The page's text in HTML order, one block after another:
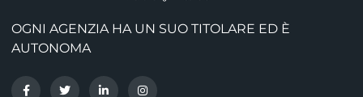
OGNI AGENZIA HA UN SUO TITOLARE ED È
AUTONOMA